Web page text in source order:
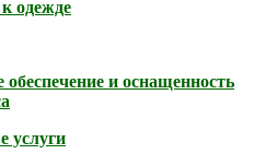
одежде
и оснащенность
услуги